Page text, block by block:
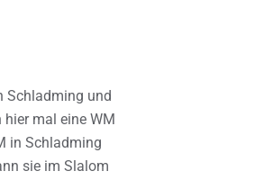
Schladming und
mal eine WM
in Schladming
sie im Slalom